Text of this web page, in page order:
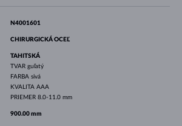
N4001601
CHIRURGICKÁ OCEĽ
TAHITSKÁ
TVAR guľatý
FARBA sivá
KVALITA AAA
PRIEMER 8.0-11.0 mm
900.00 mm